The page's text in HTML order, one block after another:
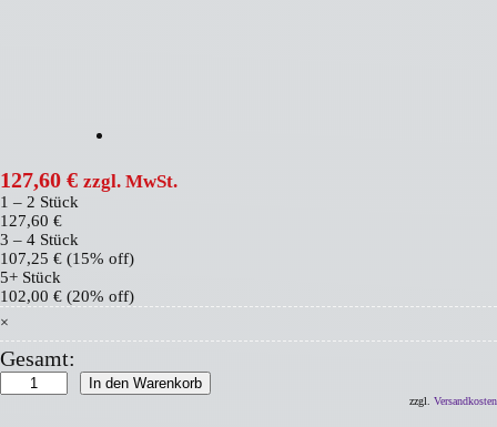
127,60 € zzgl. MwSt.
1 – 2 Stück
127,60 €
3 – 4 Stück
107,25 € (15% off)
5+ Stück
102,00 € (20% off)
×
Gesamt:
Industry
Floor
In den Warenkorb
zzgl. Versandkosten